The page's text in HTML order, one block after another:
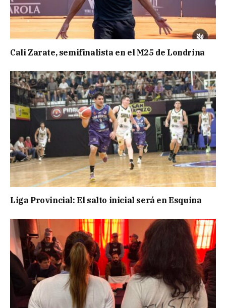
Cali Zarate, semifinalista en el M25 de Londrina
Liga Provincial: El salto inicial será en Esquina